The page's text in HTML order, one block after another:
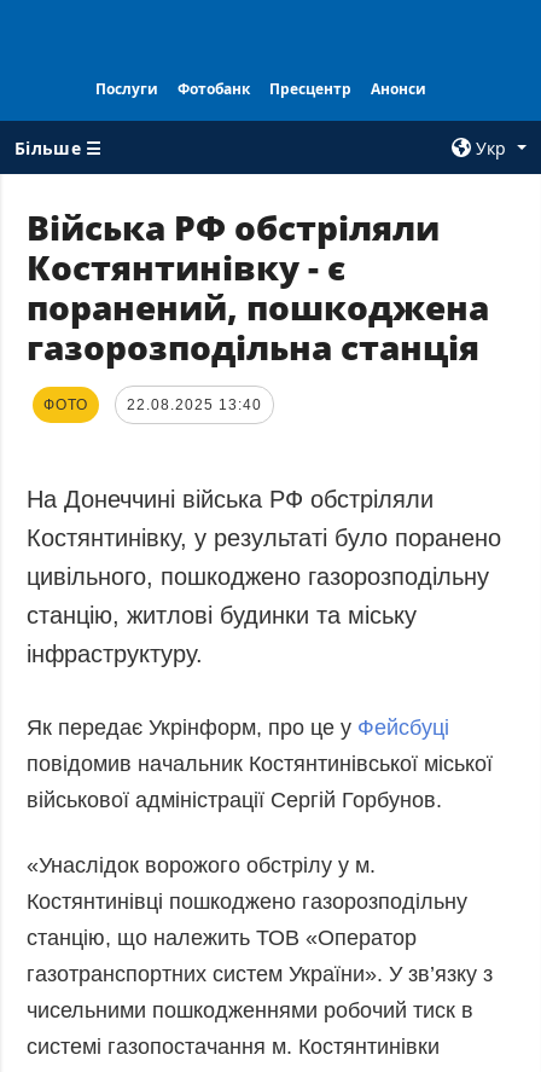
Послуги Фотобанк Пресцентр Анонси
Більше ☰
Укр
ВСI РУБРИКИ
Війна
Відбудова
Політика
Економіка
Світ
Регіони
Суcпільcтво
Культура
Діаcпора
АГЕНТСТВО
Про нас
Контакти
користування
Тендери
Запобігання та
протидія
корупції
персональних
даних
ЗВІТИ
КОДЕКС
Розсилки
ДОДАТКОВО
Подкасти
ПОСЛУГИ
Війська РФ обстріляли
Костянтинівку - є
поранений, пошкоджена
газорозподільна станція
ФОТО 22.08.2025 13:40
На Донеччині війська РФ обстріляли
Костянтинівку, у результаті було поранено
цивільного, пошкоджено газорозподільну
станцію, житлові будинки та міську
інфраструктуру.
Як передає Укрінформ, про це у Фейсбуці
повідомив начальник Костянтинівської міської
військової адміністрації Сергій Горбунов.
«Унаслідок ворожого обстрілу у м.
Костянтинівці пошкоджено газорозподільну
станцію, що належить ТОВ «Оператор
газотранспортних систем України». У зв’язку з
чисельними пошкодженнями робочий тиск в
системі газопостачання м. Костянтинівки